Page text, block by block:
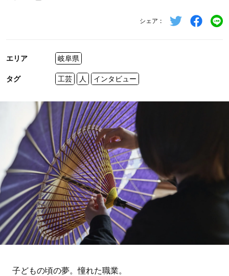
シェア
エリア 岐阜県
タグ 工芸 人 インタビュー
子どもの頃の夢。憧れた職業。